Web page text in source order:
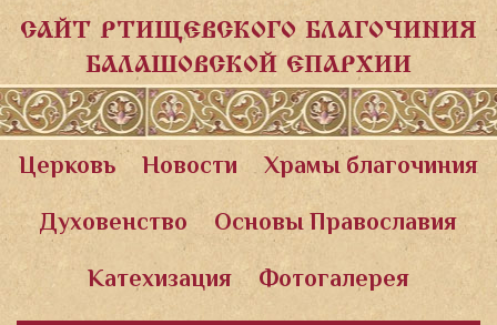
САЙТ РТИЩЕВСКОГО БЛАГОЧИНИЯ
БАЛАШОВСКОЙ ЕПАРХИИ
Церковь Новости
Храмы благочиния
Духовенство
Основы Православия
Катехизация
Фотогалерея